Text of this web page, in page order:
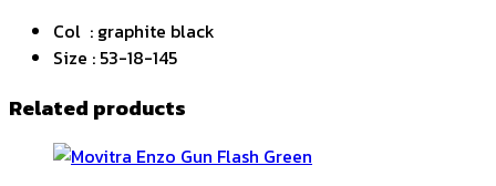
Col : graphite black
Size : 53-18-145
Related products